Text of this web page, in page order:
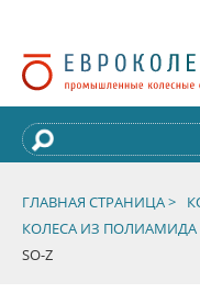
ГЛАВНАЯ СТРАНИЦА >
КОЛЕСА ИЗ
SO-Z